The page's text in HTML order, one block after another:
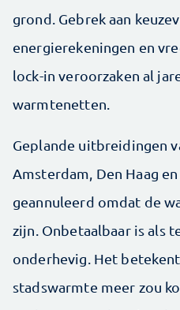
grond. Gebrek aan
energierekeningen en
lock-in veroorzaken al
warmte­netten.
Geplande uitbreidingen
Amsterdam, Den Haag
geannuleerd omdat de
zijn. Onbetaalbaar is als
onderhevig. Het
stadswarmte meer zou